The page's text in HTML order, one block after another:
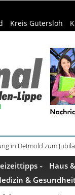
Kreis Gütersloh
in Detmold zum
spielt Beatles- und
Haus
&